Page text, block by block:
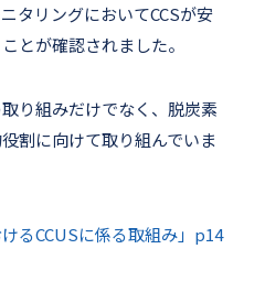
タリングにおいてCCSが安
とが確認されました。
り組みだけでなく、脱炭素
割に向けて取り組んでいま
るCCUSに係る取組み」p14